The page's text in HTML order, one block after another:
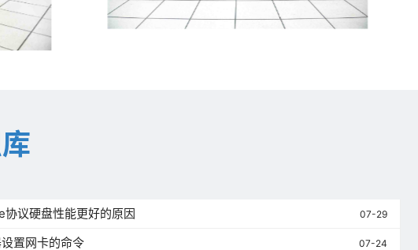
议硬盘性能更好的原因 07-29
置网卡的命令 07-24